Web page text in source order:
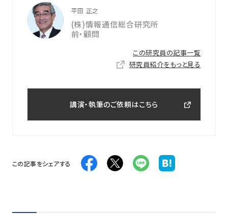
平田 正之
(株)情報通信総合研究所
前・顧問
この研究員の記事一覧
研究員紹介をもっと見る
講演・執筆のご依頼はこちら
この記事をシェアする